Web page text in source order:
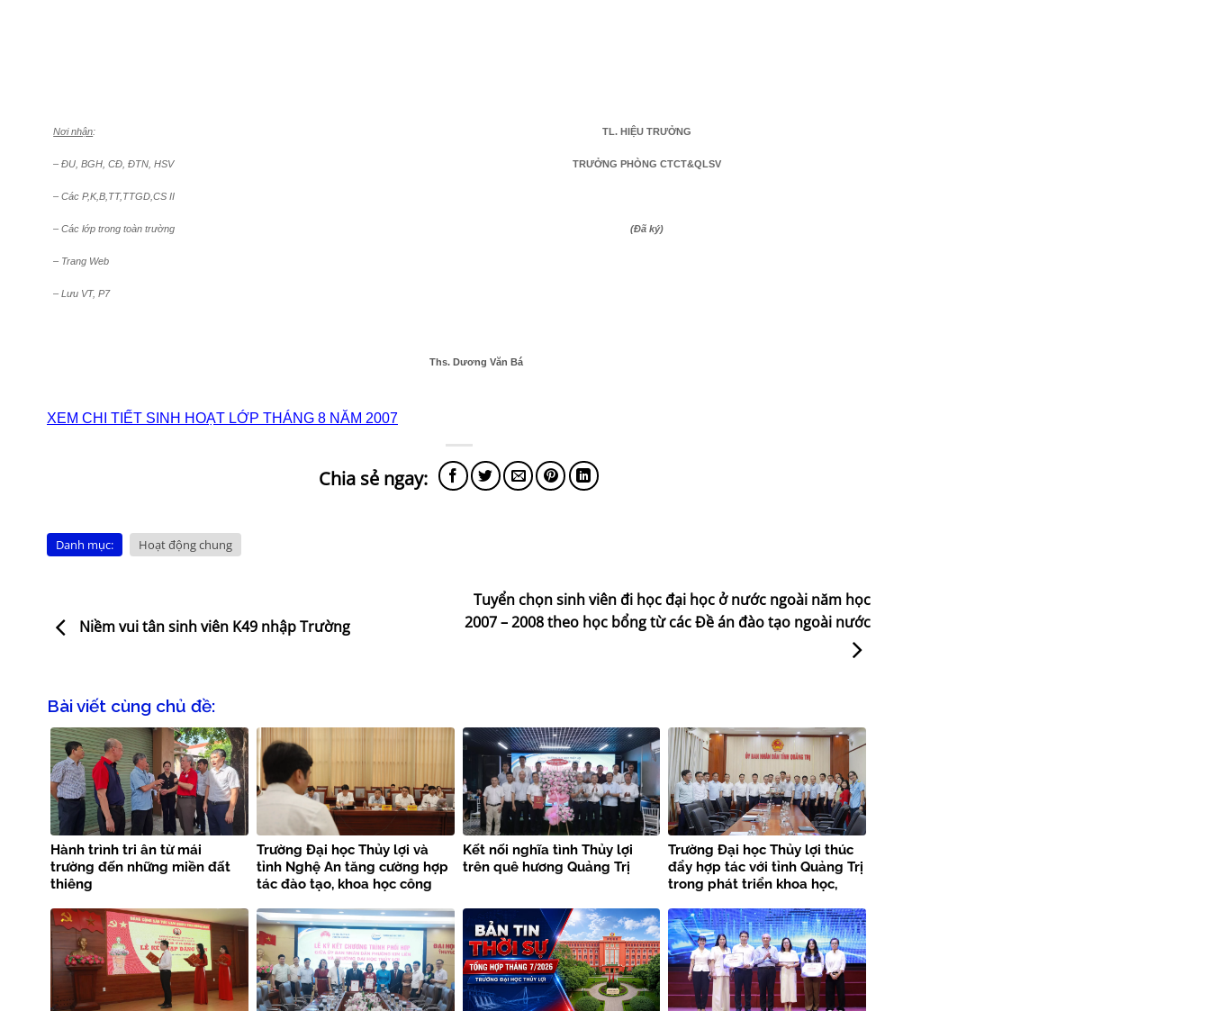
Nơi nhận:
– ĐU, BGH, CĐ, ĐTN, HSV
– Các P,K,B,TT,TTGD,CS II
– Các lớp trong toàn trường
– Trang Web
– Lưu VT, P7
TL. HIỆU TRƯỞNG
TRƯỞNG PHÒNG CTCT&QLSV
(Đã ký)
Ths. Dương Văn Bá
XEM CHI TIẾT SINH HOẠT LỚP THÁNG 8 NĂM 2007
Danh mục: Hoạt động chung
Niềm vui tân sinh viên K49 nhập Trường
Tuyển chọn sinh viên đi học đại học ở nước ngoài năm học
2007 – 2008 theo học bổng từ các Đề án đào tạo ngoài nước
Bài viết cùng chủ đề:
Hành trình tri ân từ mái
trường đến những miền đất
thiêng
Trường Đại học Thủy lợi và
tỉnh Nghệ An tăng cường hợp
tác đào tạo, khoa học công
tai
Kết nối nghĩa tình Thủy lợi
trên quê hương Quảng Trị
Trường Đại học Thủy lợi thúc
đẩy hợp tác với tỉnh Quảng Trị
trong phát triển khoa học,